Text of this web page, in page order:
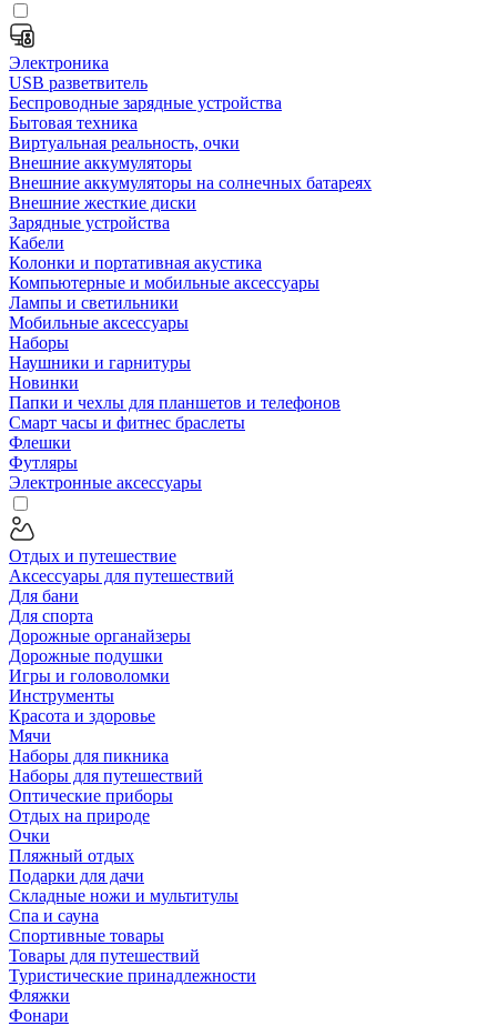
Электроника
USB разветвитель
Беспроводные зарядные устройства
Бытовая техника
Виртуальная реальность, очки
Внешние аккумуляторы
Внешние аккумуляторы на солнечных батареях
Внешние жесткие диски
Зарядные устройства
Кабели
Колонки и портативная акустика
Компьютерные и мобильные аксессуары
Лампы и светильники
Мобильные аксессуары
Наборы
Наушники и гарнитуры
Новинки
Папки и чехлы для планшетов и телефонов
Смарт часы и фитнес браслеты
Флешки
Футляры
Электронные аксессуары
Отдых и путешествие
Аксессуары для путешествий
Для бани
Для спорта
Дорожные органайзеры
Дорожные подушки
Игры и головоломки
Инструменты
Красота и здоровье
Мячи
Наборы для пикника
Наборы для путешествий
Оптические приборы
Отдых на природе
Очки
Пляжный отдых
Подарки для дачи
Складные ножи и мультитулы
Спа и сауна
Спортивные товары
Товары для путешествий
Туристические принадлежности
Фляжки
Фонари